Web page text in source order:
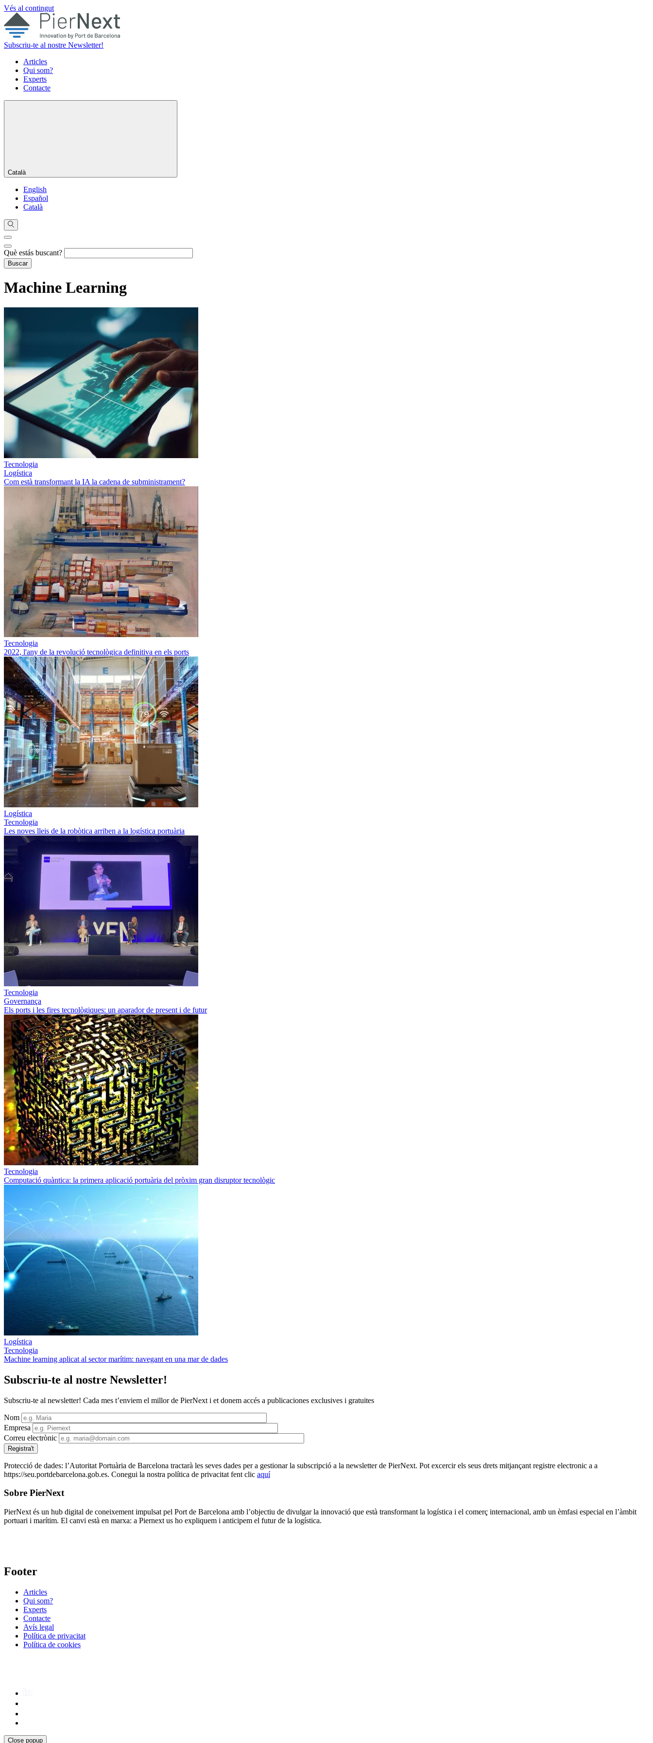
Vés al contingut
Subscriu-te al nostre Newsletter!
Articles
Qui som?
Experts
Contacte
Català
English
Español
Català
Què estás buscant?
Machine Learning
Tecnologia
Logística
Com està transformant la IA la cadena de subministrament?
Tecnologia
2022, l'any de la revolució tecnològica definitiva en els ports
Logística
Tecnologia
Les noves lleis de la robòtica arriben a la logística portuària
Tecnologia
Governança
Els ports i les fires tecnològiques: un aparador de present i de futur
Tecnologia
Computació quàntica: la primera aplicació portuària del pròxim gran disruptor tecnològic
Logística
Tecnologia
Machine learning aplicat al sector marítim: navegant en una mar de dades
Subscriu-te al nostre Newsletter!
Subscriu-te al newsletter! Cada mes t’enviem el millor de PierNext i et donem accés a publicaciones exclusives i gratuites
Nom
Empresa
Correu electrònic
Protecció de dades: l’Autoritat Portuària de Barcelona tractarà les seves dades per a gestionar la subscripció a la newsletter de PierNext. Pot excercir els seus drets mitjançant registre electronic a a
https://seu.portdebarcelona.gob.es. Conegui la nostra política de privacitat fent clic aquí
Sobre PierNext
PierNext és un hub digital de coneixement impulsat pel Port de Barcelona amb l’objectiu de divulgar la innovació que està transformant la logística i el comerç internacional, amb un èmfasi especial en l’àmbit
portuari i marítim. El canvi està en marxa: a Piernext us ho expliquem i anticipem el futur de la logística.
Footer
Articles
Qui som?
Experts
Contacte
Avís legal
Política de privacitat
Política de cookies
Close popup